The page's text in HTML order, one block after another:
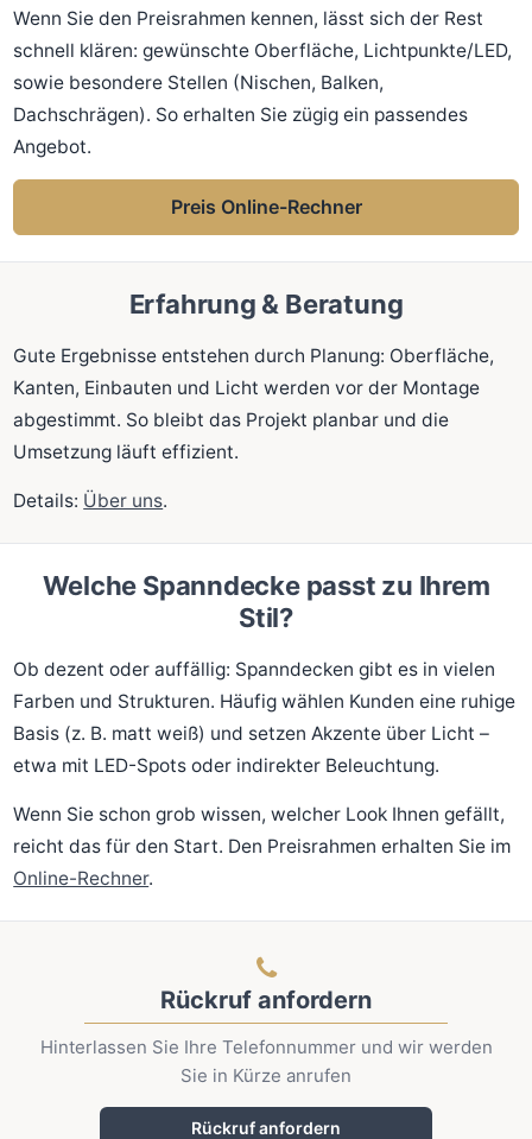
Wenn Sie den Preisrahmen kennen, lässt sich der Rest
schnell klären: gewünschte Oberfläche, Lichtpunkte/LED,
sowie besondere Stellen (Nischen, Balken,
Dachschrägen). So erhalten Sie zügig ein passendes
Angebot.
Preis Online-Rechner
Erfahrung & Beratung
Gute Ergebnisse entstehen durch Planung: Oberfläche,
Kanten, Einbauten und Licht werden vor der Montage
abgestimmt. So bleibt das Projekt planbar und die
Umsetzung läuft effizient.
Details: Über uns.
Welche Spanndecke passt zu Ihrem
Stil?
Ob dezent oder auffällig: Spanndecken gibt es in vielen
Farben und Strukturen. Häufig wählen Kunden eine ruhige
Basis (z. B. matt weiß) und setzen Akzente über Licht –
etwa mit LED-Spots oder indirekter Beleuchtung.
Wenn Sie schon grob wissen, welcher Look Ihnen gefällt,
reicht das für den Start. Den Preisrahmen erhalten Sie im
Online-Rechner.
Rückruf anfordern
Hinterlassen Sie Ihre Telefonnummer und wir werden
Sie in Kürze anrufen
Rückruf anfordern